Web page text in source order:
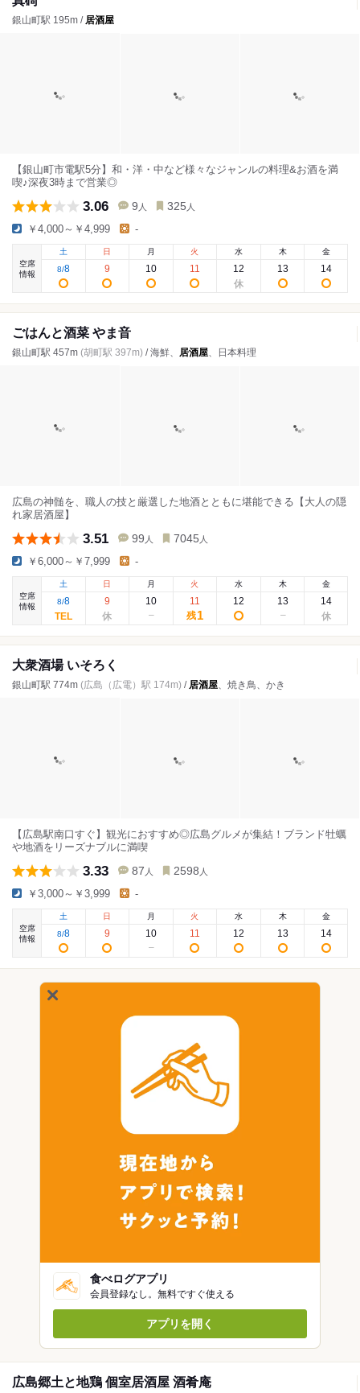
銀山町駅 195m / 居酒屋
【銀山町市電駅5分】和・洋・中など様々なジャンルの料理&お酒を満
喫♪深夜3時まで営業◎
3.06 9 人 325 人
￥4,000～￥4,999 -
空席
情報
土
8/8
日
9
月
10
火
11
水
12
木
13
金
14
ごはんと酒菜 やま音
銀山町駅 457m (胡町駅 397m) / 海鮮、 居酒屋、日本料理
広島の神髄を、職人の技と厳選した地酒とともに堪能できる【大人の隠
れ家居酒屋】
3.51 99 人 7045 人
￥6,000～￥7,999 -
空席
情報
土
8/8
日
9
月
10
火
11
残1
水
12
木
13
金
14
大衆酒場 いそろく
銀山町駅 774m (広島（広電）駅 174m) / 居酒屋、焼き鳥、かき
【広島駅南口すぐ】観光におすすめ◎広島グルメが集結！ブランド牡蠣
や地酒をリーズナブルに満喫
3.33 87 人 2598 人
￥3,000～￥3,999 -
空席
情報
土
8/8
日
9
月
10
火
11
水
12
木
13
金
14
食べログアプリ
会員登録なし。無料ですぐ使える
アプリを開く
広島郷土と地鶏 個室居酒屋 酒肴庵